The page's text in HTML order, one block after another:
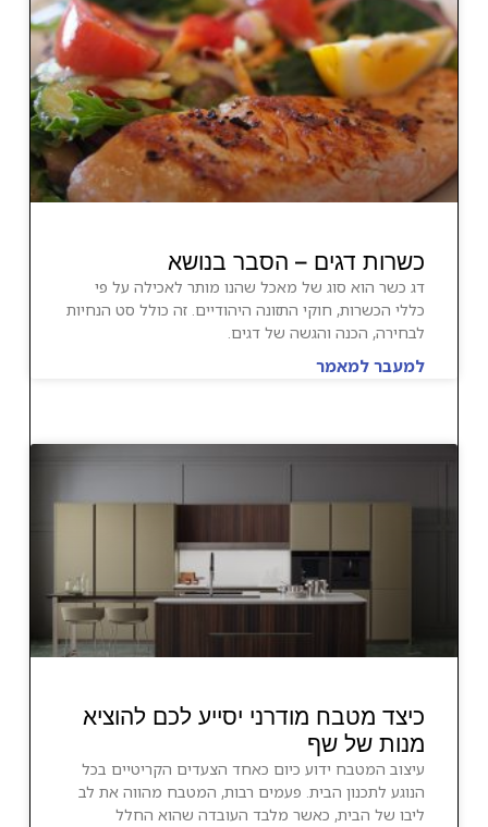
כשרות דגים – הסבר בנושא
דג כשר הוא סוג של מאכל שהנו מותר לאכילה על פי
כללי הכשרות, חוקי התזונה היהודיים. זה כולל סט הנחיות
לבחירה, הכנה והגשה של דגים.
למעבר למאמר
כיצד מטבח מודרני יסייע לכם להוציא
מנות של שף
עיצוב המטבח ידוע כיום כאחד הצעדים הקריטיים בכל
הנוגע לתכנון הבית. פעמים רבות, המטבח מהווה את לב
ליבו של הבית, כאשר מלבד העובדה שהוא החלל